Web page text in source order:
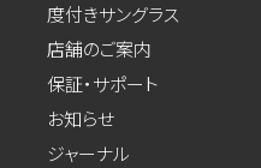
度付きサングラス
店舗のご案内
保証・サポート
お知らせ
ジャーナル